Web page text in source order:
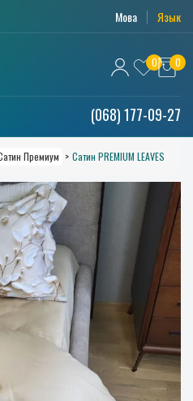
Мова Язык
0 0
(068) 177-09-27
Премиум > Сатин PREMIUM LEAVES